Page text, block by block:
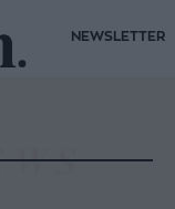
NEWSLETTER